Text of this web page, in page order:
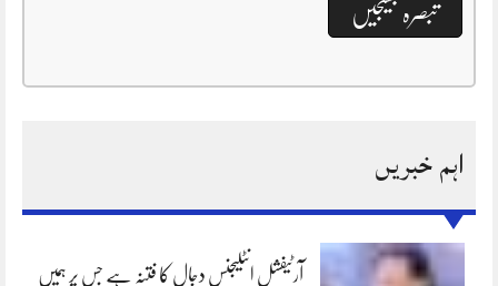
اہم خبریں
آرٹیفشل انٹلیجنس دجال کا فتنہ ہے جس پر ہمیں